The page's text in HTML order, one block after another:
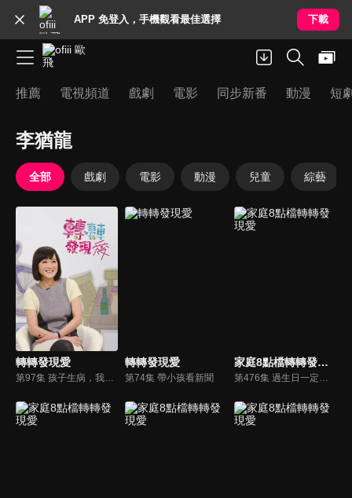
APP 免登入，手機觀看最佳選擇 下載
推薦 電視頻道 戲劇 電影 同步新番 動漫 短
李猶龍
全部 戲劇 電影 動漫 兒童 綜藝
轉轉發現愛
第97集 孩子生病，我們怎麼辦
轉轉發現愛
第74集 帶小孩看新聞
家庭8點檔轉轉發現愛
第476集 過生日一定要這麼有儀式感嗎？